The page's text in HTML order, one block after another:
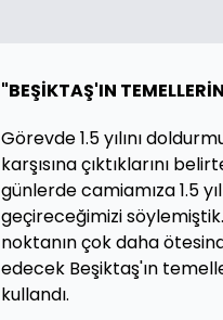
"BEŞİKTAŞ'IN
Görevde 1.5 yılını
karşısına çıktıklarını
günlerde camiamıza 1.5
geçireceğimizi
noktanın çok daha
edecek Beşiktaş'ın
kullandı.